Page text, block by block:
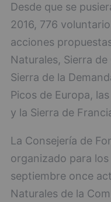
Desde que se
2016, 776
acciones
Naturales, Sierra de
Sierra de la
Picos de Europa,
y la Sierra de
La Consejería de
organizado para
septiembre once
Naturales de la